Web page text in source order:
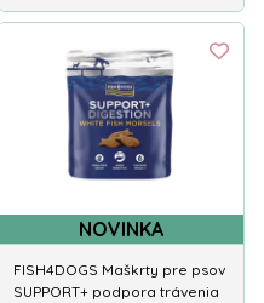
NOVINKA
FISH4DOGS Maškrty pre psov
SUPPORT+ podpora trávenia